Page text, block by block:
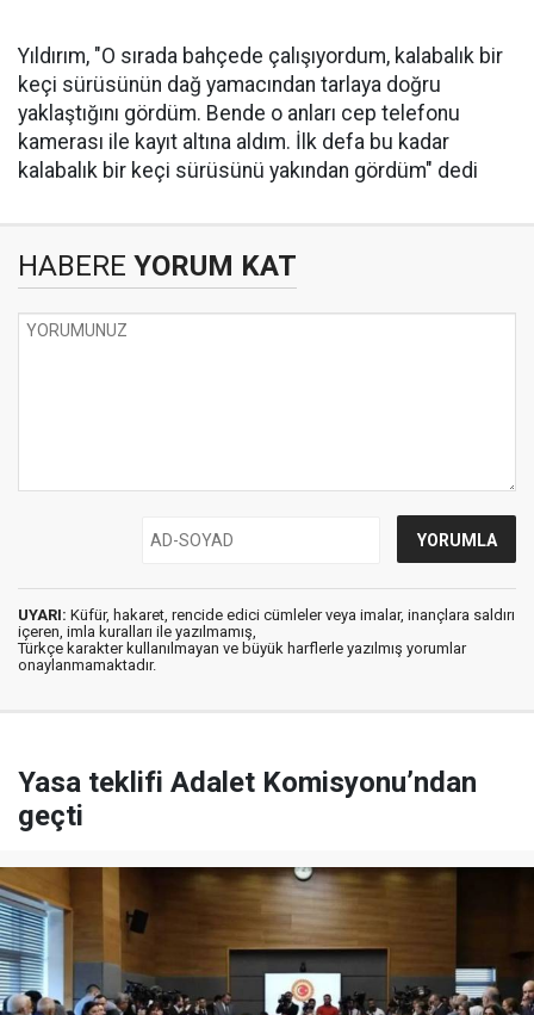
Yıldırım, "O sırada bahçede çalışıyordum, kalabalık bir
keçi sürüsünün dağ yamacından tarlaya doğru
yaklaştığını gördüm. Bende o anları cep telefonu
kamerası ile kayıt altına aldım. İlk defa bu kadar
kalabalık bir keçi sürüsünü yakından gördüm" dedi
HABERE YORUM KAT
UYARI: Küfür, hakaret, rencide edici cümleler veya imalar, inançlara saldırı
içeren, imla kuralları ile yazılmamış,
Türkçe karakter kullanılmayan ve büyük harflerle yazılmış yorumlar
onaylanmamaktadır.
Yasa teklifi Adalet Komisyonu’ndan
geçti